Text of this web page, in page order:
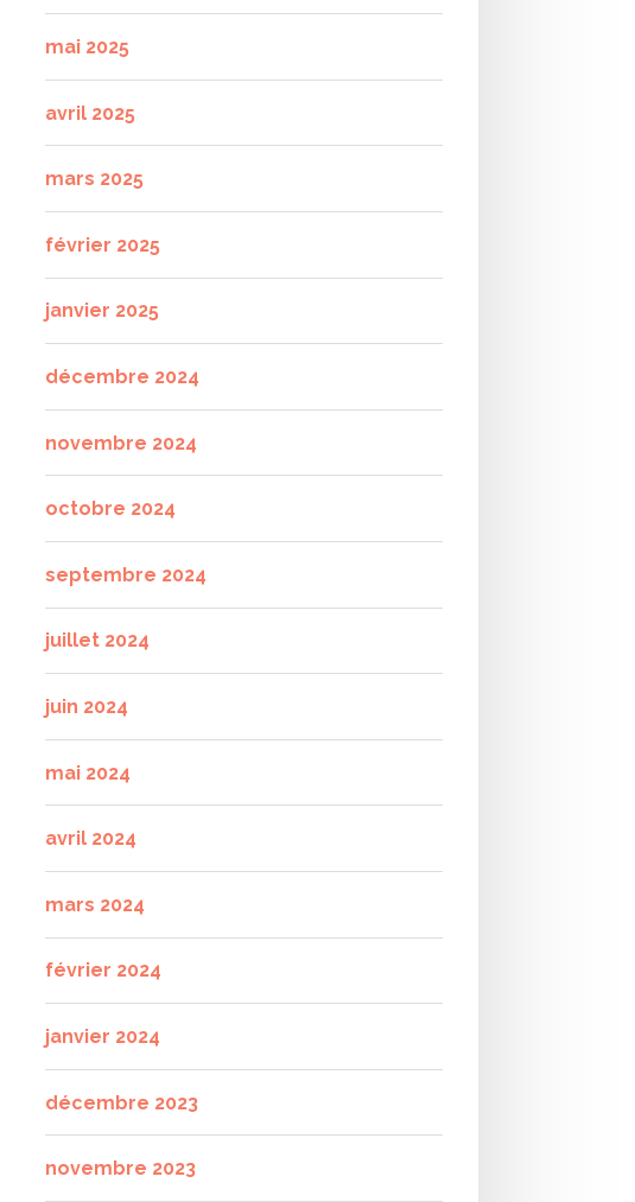
mai 2025
avril 2025
mars 2025
février 2025
janvier 2025
décembre 2024
novembre 2024
octobre 2024
septembre 2024
juillet 2024
juin 2024
mai 2024
avril 2024
mars 2024
février 2024
janvier 2024
décembre 2023
novembre 2023